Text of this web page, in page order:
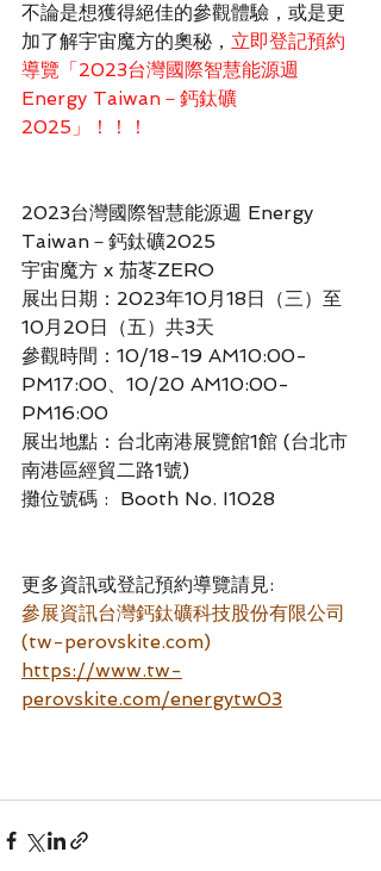
不論是想獲得絕佳的參觀體驗，或是更
加了解宇宙魔方的奧秘， 立即登記預約
導覽「2023台灣國際智慧能源週
Energy Taiwan－鈣鈦礦
2025」！！！
2023台灣國際智慧能源週 Energy
Taiwan－鈣鈦礦2025
宇宙魔方 x 茄苳ZERO
展出日期：2023年10月18日（三）至
10月20日（五）共3天
參觀時間：10/18-19 AM10:00-
PM17:00、10/20 AM10:00-
PM16:00
展出地點：台北南港展覽館1館 (台北市
南港區經貿二路1號)
攤位號碼 :  Booth No. I1028
更多資訊或登記預約導覽請見:
參展資訊台灣鈣鈦礦科技股份有限公司
(tw-perovskite.com)
https://www.tw-
perovskite.com/energytw03